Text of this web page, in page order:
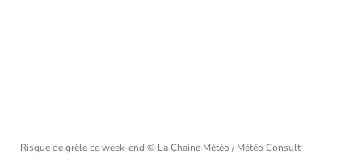
Risque de grêle ce week-end © La Chaine Météo / Météo Consult